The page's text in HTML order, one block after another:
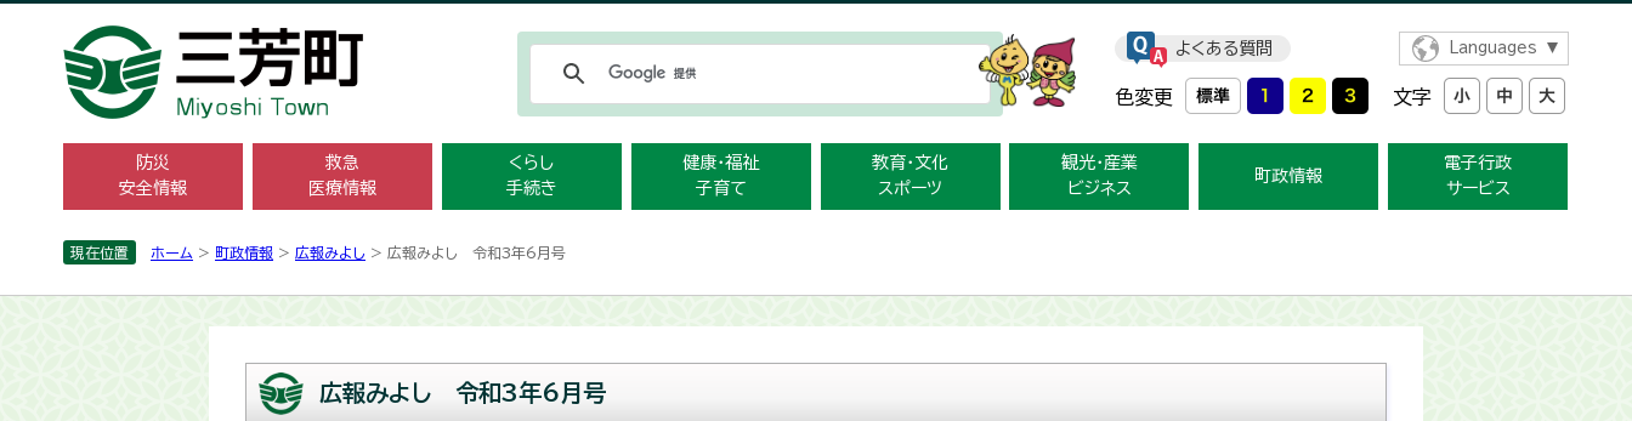
よくある質問 Languages
色変更 文字
防災
安全情報
救急
医療情報
くらし
手続き
健康・福祉
子育て
教育・文化
スポーツ
観光・産業
ビジネス
町政情報
電子行政
サービス
現在位置 ホーム > 町政情報 > 広報みよし > 広報みよし 令和3年6月号
広報みよし 令和3年6月号